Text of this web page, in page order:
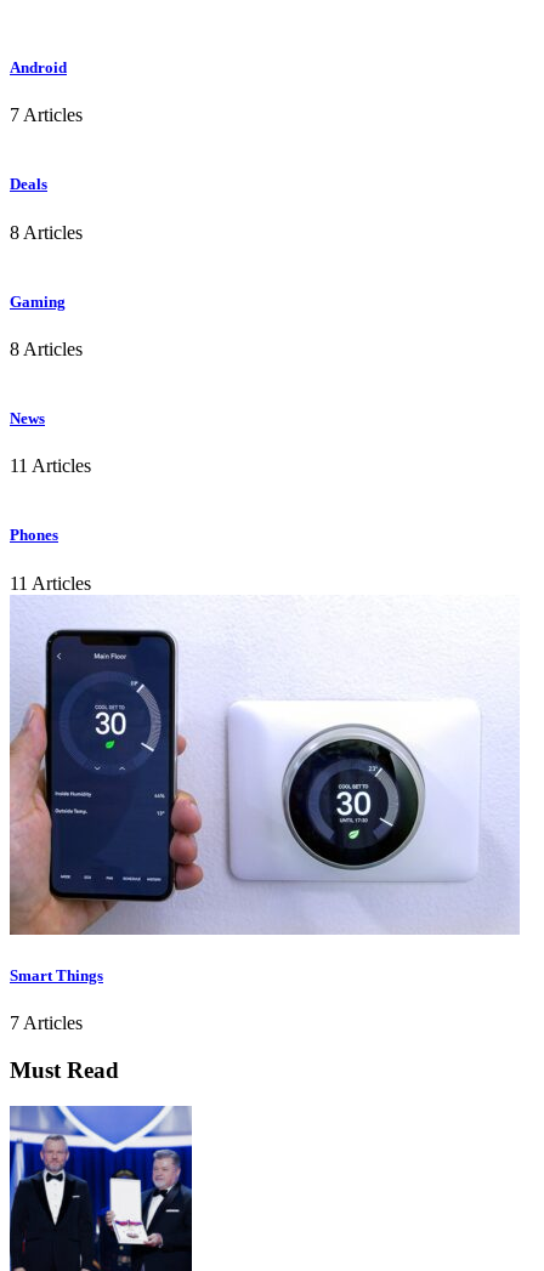
Android
7 Articles
Deals
8 Articles
Gaming
8 Articles
News
11 Articles
Phones
11 Articles
Smart Things
7 Articles
Must Read